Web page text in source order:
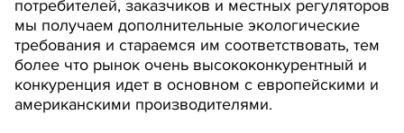
потребителей, заказчиков и местных регуляторов
мы получаем дополнительные экологические
требования и стараемся им соответствовать, тем
более что рынок очень высококонкурентный и
конкуренция идет в основном с европейскими и
американскими производителями.